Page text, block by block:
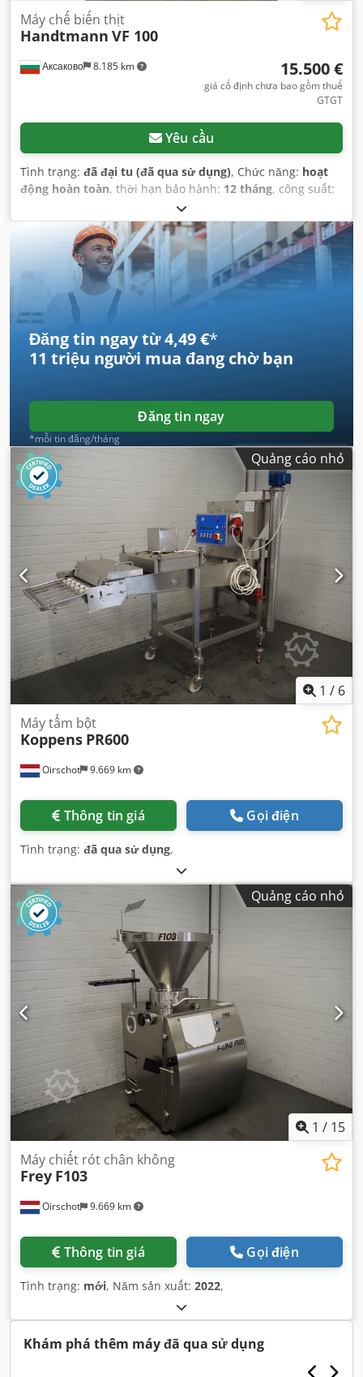
Аксаково 8.185 km
Máy chế biến thịt
Handtmann VF 100
15.500 €
giá cố định chưa bao gồm thuế
GTGT
Yêu cầu
Tình trạng: đã đại tu (đã qua sử dụng), Chức năng: hoạt
động hoàn toàn, thời hạn bảo hành: 12 tháng, công suất:
, áp suất:
Đăng tin ngay từ 4,49 €*
11 triệu người mua đang chờ bạn
Đăng tin ngay
*mỗi tin đăng/tháng
Quảng cáo nhỏ
1 / 6
Oirschot 9.669 km
Máy tẩm bột
Koppens PR600
Thông tin giá Gọi điện
Tình trạng: đã qua sử dụng,
Quảng cáo nhỏ
1 / 15
Oirschot 9.669 km
Máy chiết rót chân không
Frey F103
Thông tin giá Gọi điện
Tình trạng: mới, Năm sản xuất: 2022,
Khám phá thêm máy đã qua sử dụng